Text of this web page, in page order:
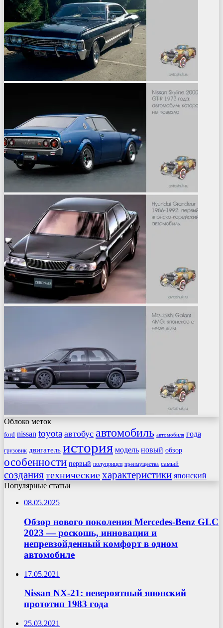
Облоко меток
ford nissan toyota автобус автомобиль автомобиля года
грузовик двигатель история модель новый обзор
особенности первый полуприцеп преимущества самый
созданиятехническиехарактеристики японский
Популярные статьи
08.05.2025
Обзор нового поколения Mercedes-Benz GLC
2023 — роскошь, инновации и
непревзойденный комфорт в одном
автомобиле
17.05.2021
Nissan NX-21: невероятный японский
прототип 1983 года
25.03.2021